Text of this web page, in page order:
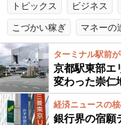
トピックス ビジネス
こづかい稼ぎ マネーの
ターミナル駅前
京都駅東部エ
変わった崇仁
経済ニュースの
銀行界の宿願